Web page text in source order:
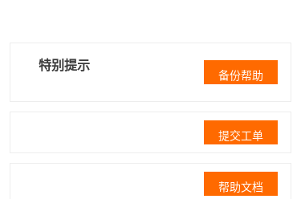
特别提示
备份帮助
提交工单
帮助文档